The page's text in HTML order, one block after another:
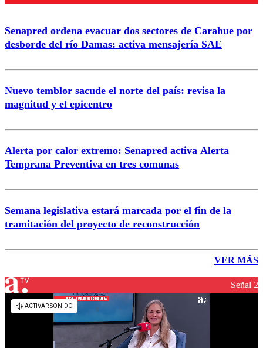
Enviar comentario
Senapred ordena evacuar dos sectores de Carahue por
desborde del río Damas: activa mensajería SAE
Nuevo temblor sacude el norte del país: revisa la
magnitud y el epicentro
Alerta por calor extremo: Senapred activa Alerta
Temprana Preventiva en tres comunas
Semana legislativa estará marcada por el fin de la
tramitación del proyecto de reconstrucción
VER MÁS
Señal 2